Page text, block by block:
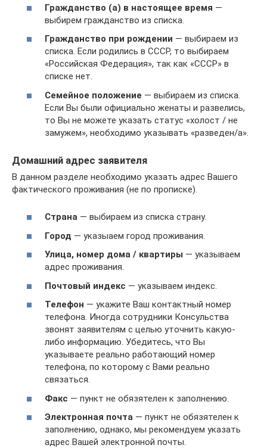
Гражданство (а) в настоящее время —
выбирем гражданство из списка.
Гражданство при рождении — выбираем из
списка. Если родились в СССР, то выбираем
«Российская Федерация», так как «СССР» в
списке нет.
Семейное положение — выбираем из списка.
Если Вы были официально женаты и развелись,
то Вы не можете указать статус «холост / не
замужем», необходимо указывать «разведен/а».
Домашний адрес заявителя
В данном разделе необходимо указать адрес Вашего
фактического проживания (не по прописке).
Страна — выбираем из списка страну.
Город — указыаем город проживания.
Улица, номер дома / квартиры — указываем
адрес проживания.
Почтовый индекс — указываем индекс.
Телефон — укажите Ваш контактный номер
телефона. Иногда сотрудники Консульства
звонят заявителям с целью уточнить какую-
либо информацию. Убедитесь, что Вы
указываете реально работающий номер
телефона, по которому с Вами реально
связаться.
Факс — пункт не обязятелен к заполнению.
Электронная почта — пункт не обязятелен к
заполнению, однако, мы рекомендуем указать
адрес Вашей электронной почты.